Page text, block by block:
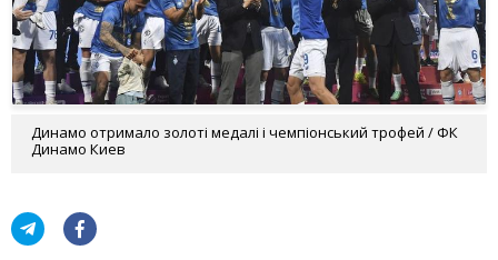
Динамо отримало золоті медалі і чемпіонський трофей / ФК
Динамо Киев